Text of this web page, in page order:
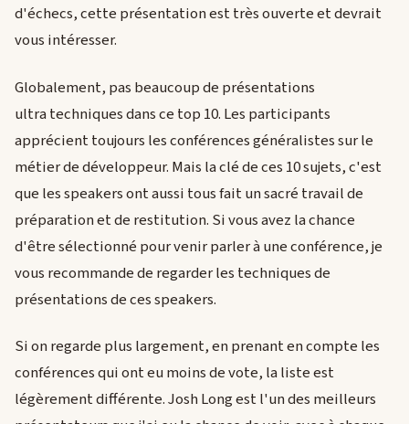
d'échecs, cette présentation est très ouverte et devrait
vous intéresser.
Globalement, pas beaucoup de présentations
ultra techniques dans ce top 10. Les participants
apprécient toujours les conférences généralistes sur le
métier de développeur. Mais la clé de ces 10 sujets, c'est
que les speakers ont aussi tous fait un sacré travail de
préparation et de restitution. Si vous avez la chance
d'être sélectionné pour venir parler à une conférence, je
vous recommande de regarder les techniques de
présentations de ces speakers.
Si on regarde plus largement, en prenant en compte les
conférences qui ont eu moins de vote, la liste est
légèrement différente. Josh Long est l'un des meilleurs